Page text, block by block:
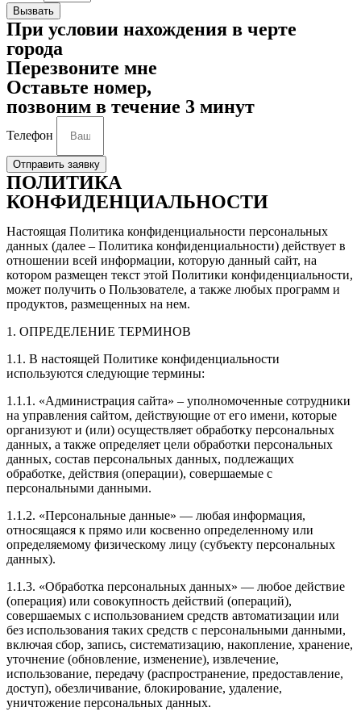
Вызвать
При условии нахождения в черте
города
Перезвоните мне
Оставьте номер,
позвоним в течение 3 минут
Телефон
Отправить заявку
ПОЛИТИКА
КОНФИДЕНЦИАЛЬНОСТИ
Настоящая Политика конфиденциальности персональных
данных (далее – Политика конфиденциальности) действует в
отношении всей информации, которую данный сайт, на
котором размещен текст этой Политики конфиденциальности,
может получить о Пользователе, а также любых программ и
продуктов, размещенных на нем.
1. ОПРЕДЕЛЕНИЕ ТЕРМИНОВ
1.1. В настоящей Политике конфиденциальности
используются следующие термины:
1.1.1. «Администрация сайта» – уполномоченные сотрудники
на управления сайтом, действующие от его имени, которые
организуют и (или) осуществляет обработку персональных
данных, а также определяет цели обработки персональных
данных, состав персональных данных, подлежащих
обработке, действия (операции), совершаемые с
персональными данными.
1.1.2. «Персональные данные» — любая информация,
относящаяся к прямо или косвенно определенному или
определяемому физическому лицу (субъекту персональных
данных).
1.1.3. «Обработка персональных данных» — любое действие
(операция) или совокупность действий (операций),
совершаемых с использованием средств автоматизации или
без использования таких средств с персональными данными,
включая сбор, запись, систематизацию, накопление, хранение,
уточнение (обновление, изменение), извлечение,
использование, передачу (распространение, предоставление,
доступ), обезличивание, блокирование, удаление,
уничтожение персональных данных.